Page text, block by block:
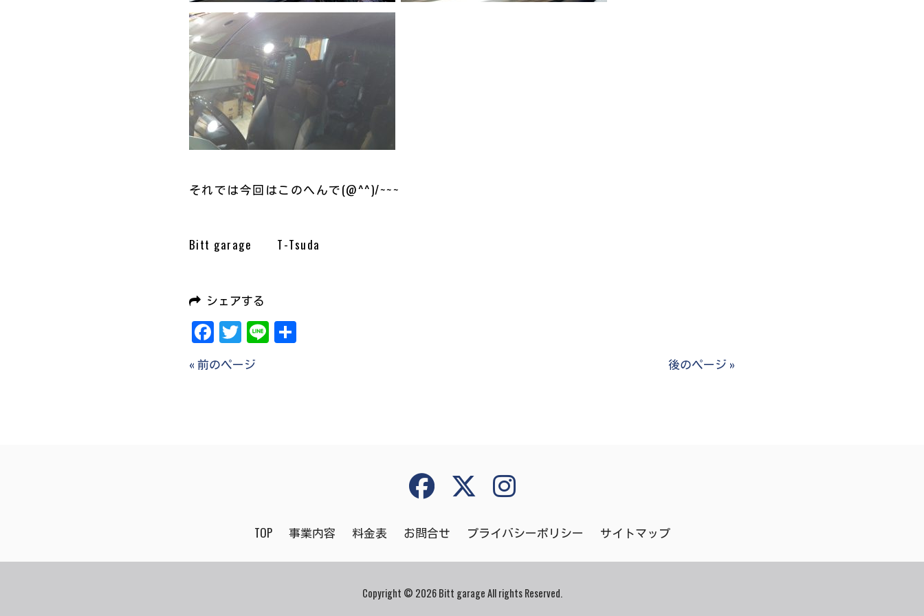
それでは今回はこのへんで(@^^)/~~~
Bitt garage T-Tsuda
シェアする
Facebook
Twitter
Line共
« 前のページ 後のページ »
TOP 事業内容 料金表 お問合せ プライバシーポリシー サイトマップ
Copyright © 2026 Bitt garage All rights Reserved.